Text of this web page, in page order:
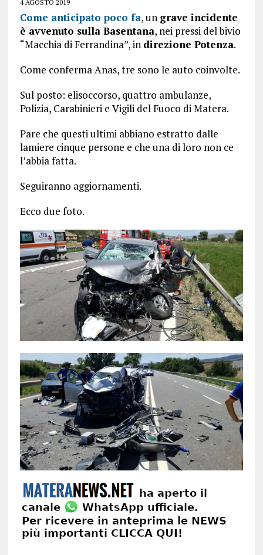
4 AGOSTO 2019
Come anticipato poco fa, un grave incidente
è avvenuto sulla Basentana, nei pressi del bivio
“Macchia di Ferrandina”, in direzione Potenza.
Come conferma Anas, tre sono le auto coinvolte.
Sul posto: elisoccorso, quattro ambulanze,
Polizia, Carabinieri e Vigili del Fuoco di Matera.
Pare che questi ultimi abbiano estratto dalle
lamiere cinque persone e che una di loro non ce
l’abbia fatta.
Seguiranno aggiornamenti.
Ecco due foto.